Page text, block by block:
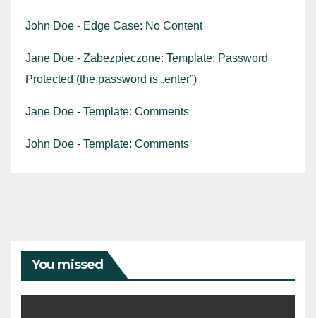
John Doe - Edge Case: No Content
Jane Doe - Zabezpieczone: Template: Password
Protected (the password is „enter”)
Jane Doe - Template: Comments
John Doe - Template: Comments
You missed